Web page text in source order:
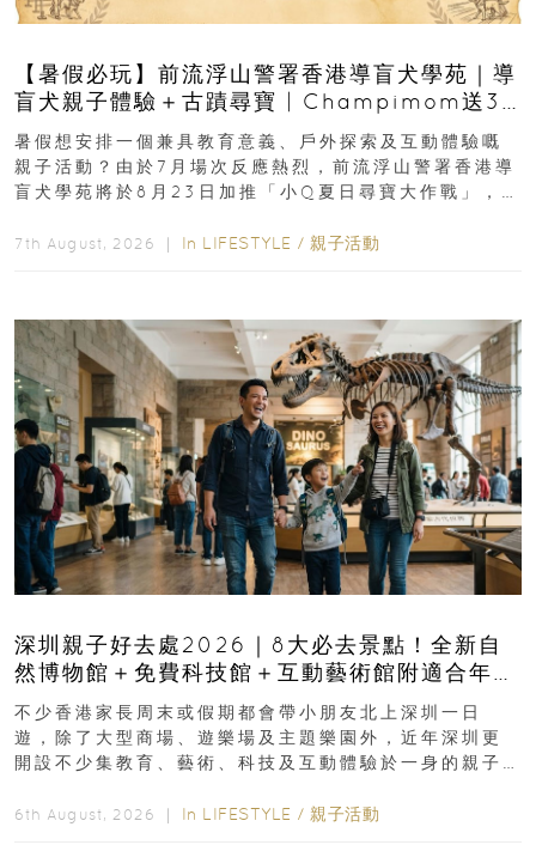
【暑假必玩】前流浮山警署香港導盲犬學苑｜導
盲犬親子體驗＋古蹟尋寶 | Champimom送3
組免費名額
暑假想安排一個兼具教育意義、戶外探索及互動體驗嘅
親子活動？由於7月場次反應熱烈，前流浮山警署香港導
盲犬學苑將於8月23日加推「小Q夏日尋寶大作戰」，家
7th August, 2026 ｜ In LIFESTYLE / 親子活動
深圳親子好去處2026｜8大必去景點！全新自
然博物館＋免費科技館＋互動藝術館附適合年
齡、交通、門票、開放時間
不少香港家長周末或假期都會帶小朋友北上深圳一日
遊，除了大型商場、遊樂場及主題樂園外，近年深圳更
開設不少集教育、藝術、科技及互動體驗於一身的親子
6th August, 2026 ｜ In LIFESTYLE / 親子活動